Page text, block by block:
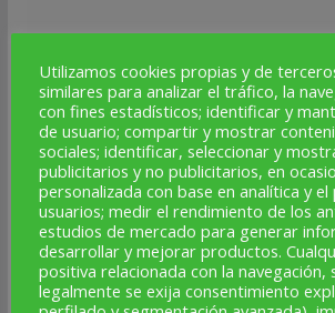
Correo electrónico*
Web
Utilizamos cookies propias y de
similares para analizar el tráfico, la
con fines estadísticos; identificar y
de usuario; compartir y mostrar
sociales; identificar, seleccionar y
publicitarios y no publicitarios, en
personalizada con base en analítica y
usuarios; medir el rendimiento de los
estudios de mercado para generar
desarrollar y mejorar productos.
positiva relacionada con la navegación,
legalmente se exija consentimiento